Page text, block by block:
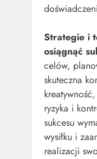
Strategie i
osiągnąć
celów,
skuteczna
ryzyka i
sukcesu
wysiłku i
realizacji